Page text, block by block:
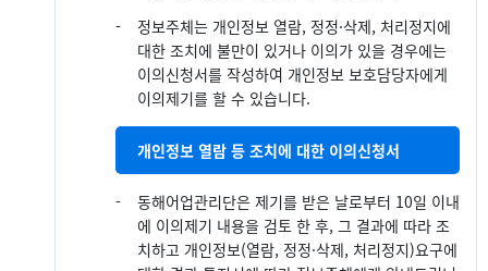
-
정보주체는 개인정보 열람, 정정·삭제, 처리정지에
대한 조치에 불만이 있거나 이의가 있을 경우에는
이의신청서를 작성하여 개인정보 보호담당자에게
이의제기를 할 수 있습니다.
개인정보 열람 등 조치에 대한 이의신청서
-
동해어업관리단은 제기를 받은 날로부터 10일 이내
에 이의제기 내용을 검토 한 후, 그 결과에 따라 조
치하고 개인정보(열람, 정정·삭제, 처리정지)요구에